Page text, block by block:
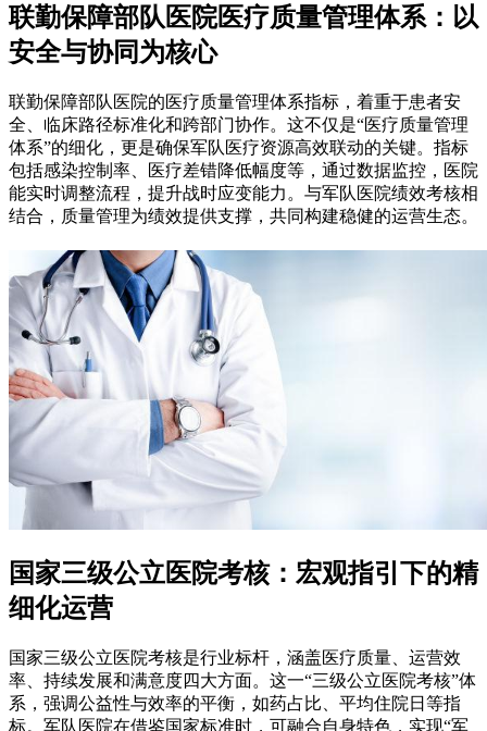
联勤保障部队医院医疗质量管理体系：以
安全与协同为核心
联勤保障部队医院的医疗质量管理体系指标，着重于患者安
全、临床路径标准化和跨部门协作。这不仅是“医疗质量管理
体系”的细化，更是确保军队医疗资源高效联动的关键。指标
包括感染控制率、医疗差错降低幅度等，通过数据监控，医院
能实时调整流程，提升战时应变能力。与军队医院绩效考核相
结合，质量管理为绩效提供支撑，共同构建稳健的运营生态。
国家三级公立医院考核：宏观指引下的精
细化运营
国家三级公立医院考核是行业标杆，涵盖医疗质量、运营效
率、持续发展和满意度四大方面。这一“三级公立医院考核”体
系，强调公益性与效率的平衡，如药占比、平均住院日等指
标。军队医院在借鉴国家标准时，可融合自身特色，实现“军